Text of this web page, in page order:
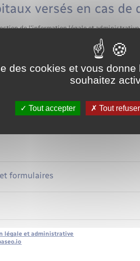
versés en cas de
de l'information légale et
d'un fonctionnaire peut ouvrir droit, pour
a>, à un capital ou une <a
du privé
formulaires
légale et administrative
des cookies et vous
souhaitez
Tout accepter Tout refuser